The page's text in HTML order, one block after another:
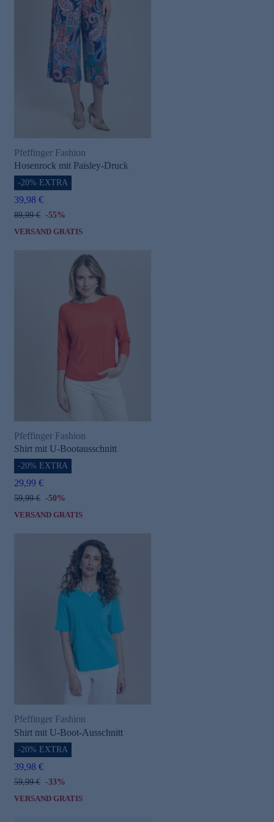
Pfeffinger Fashion
Hosenrock mit Paisley-Druck
-20% EXTRA
39,98 €
89,99 € -55%
VERSAND GRATIS
Pfeffinger Fashion
Shirt mit U-Bootausschnitt
-20% EXTRA
29,99 €
59,99 € -50%
VERSAND GRATIS
Pfeffinger Fashion
Shirt mit U-Boot-Ausschnitt
-20% EXTRA
39,98 €
59,99 € -33%
VERSAND GRATIS